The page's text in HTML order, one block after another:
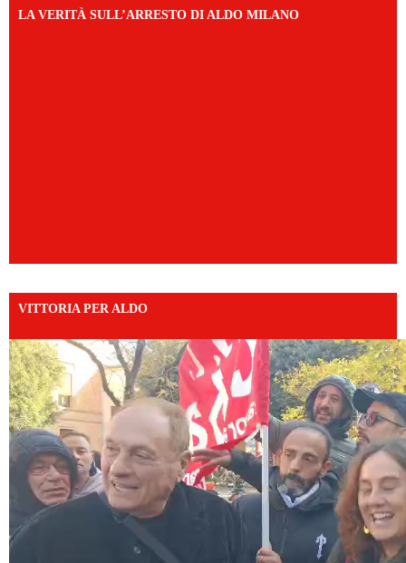
LA VERITÀ SULL’ARRESTO DI ALDO MILANO
VITTORIA PER ALDO